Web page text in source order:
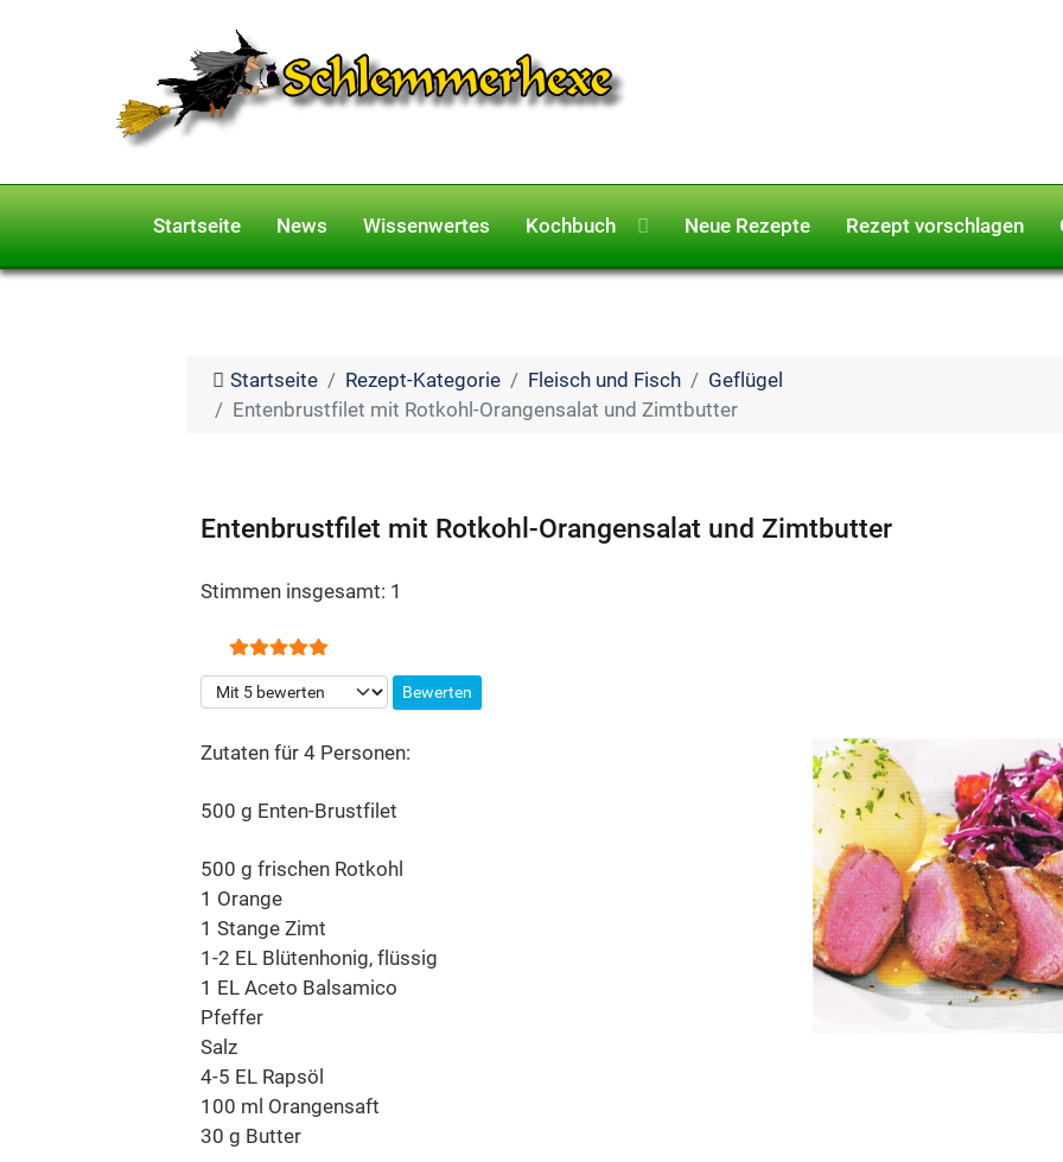
Startseite News Wissenwertes Kochbuch Neue Rezepte Rezept vorschlagen
Startseite Rezept-Kategorie Fleisch und Fisch
Geflügel
Entenbrustfilet mit Rotkohl-Orangensalat und Zimtbutter
Entenbrustfilet mit Rotkohl-Orangensalat und Zimtbutter
Stimmen insgesamt: 1
Bitte bewerten
Zutaten für 4 Personen:
500 g Enten-Brustfilet
500 g frischen Rotkohl
1 Orange
1 Stange Zimt
1-2 EL Blütenhonig, flüssig
1 EL Aceto Balsamico
Pfeffer
Salz
4-5 EL Rapsöl
100 ml Orangensaft
30 g Butter